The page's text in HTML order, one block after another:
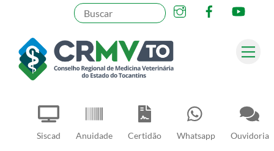
content
Siscad Anuidade Certidão Whatsapp Ouvidoria
InstagramFacebook
Pesquisar